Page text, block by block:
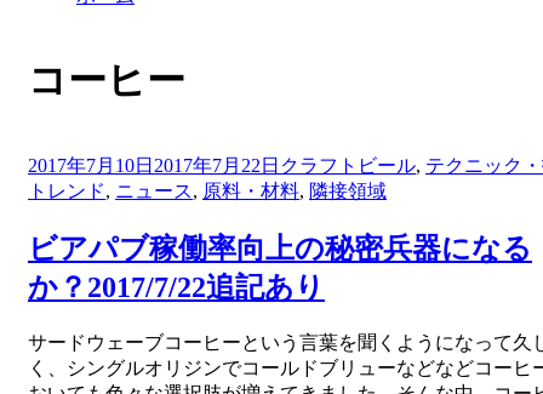
タグ
:
コーヒー
投
稿
2017年7月10日 2017年7月22日 クラフトビール, テクニック
トレンド, ニュース, 原料・材料, 隣接領域
ビアパブ稼働率向上の秘密兵器になる
か？2017/7/22追記あり
投稿者master
サードウェーブコーヒーという言葉を聞くようになって久
く、シングルオリジンでコールドブリューなどなどコーヒ